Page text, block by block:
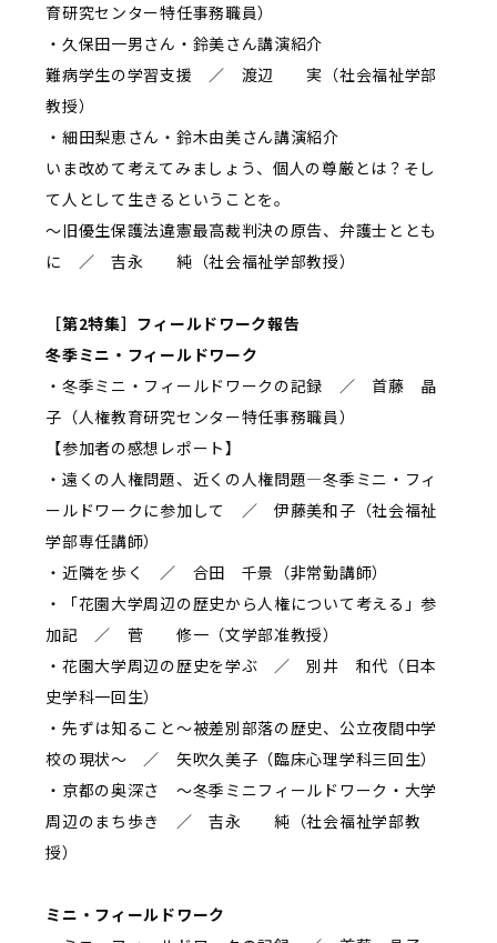
育研究センター特任事務職員）
・久保田一男さん・鈴美さん講演紹介
難病学生の学習支援 ／ 渡辺 実（社会福祉学部
教授）
・細田梨恵さん・鈴木由美さん講演紹介
いま改めて考えてみましょう、個人の尊厳とは？そし
て人として生きるということを。
～旧優生保護法違憲最高裁判決の原告、弁護士ととも
に ／ 吉永 純（社会福祉学部教授）
［第2特集］フィールドワーク報告
冬季ミニ・フィールドワーク
・冬季ミニ・フィールドワークの記録 ／ 首藤 晶
子（人権教育研究センター特任事務職員）
【参加者の感想レポート】
・遠くの人権問題、近くの人権問題―冬季ミニ・フィ
ールドワークに参加して ／ 伊藤美和子（社会福祉
学部専任講師）
・近隣を歩く ／ 合田 千景（非常勤講師）
・「花園大学周辺の歴史から人権について考える」参
加記 ／ 菅 修一（文学部准教授）
・花園大学周辺の歴史を学ぶ ／ 別井 和代（日本
史学科一回生）
・先ずは知ること～被差別部落の歴史、公立夜間中学
校の現状～ ／ 矢吹久美子（臨床心理学科三回生）
・京都の奥深さ ～冬季ミニフィールドワーク・大学
周辺のまち歩き ／ 吉永 純（社会福祉学部教
授）
ミニ・フィールドワーク